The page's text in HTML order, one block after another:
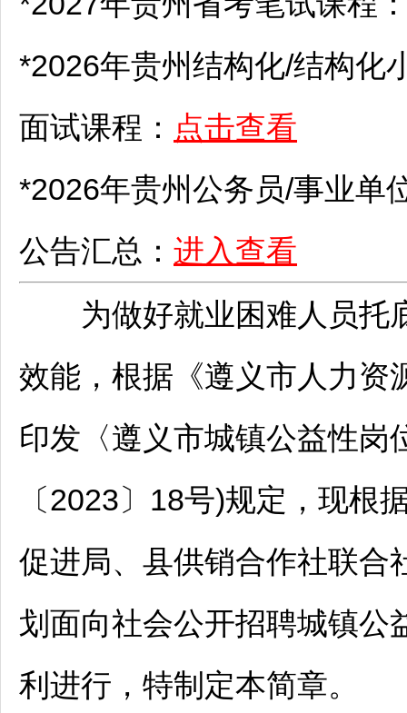
*2026年贵州结构化/结构化
面试课程： 点击查看
*2026年贵州公务员/事业单
公告汇总： 进入查看
为做好就业困难人员托
效能，根据《遵义市人力资
印发〈遵义市城镇公益性岗
〔2023〕18号)规定，现根
促进局、县供销合作社联合
划面向社会公开招聘城镇公
利进行，特制定本简章。